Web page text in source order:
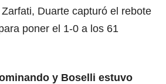
Duarte capturó el rebote
poner el 1-0 a los 61
y Boselli estuvo